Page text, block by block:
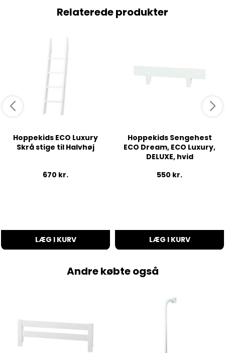
Relaterede produkter
Hoppekids ECO Luxury
Skrå stige til Halvhøj
670 kr.
LÆG I KURV
Hoppekids Sengehest
ECO Dream, ECO Luxury,
DELUXE, hvid
550 kr.
LÆG I KURV
Andre købte også